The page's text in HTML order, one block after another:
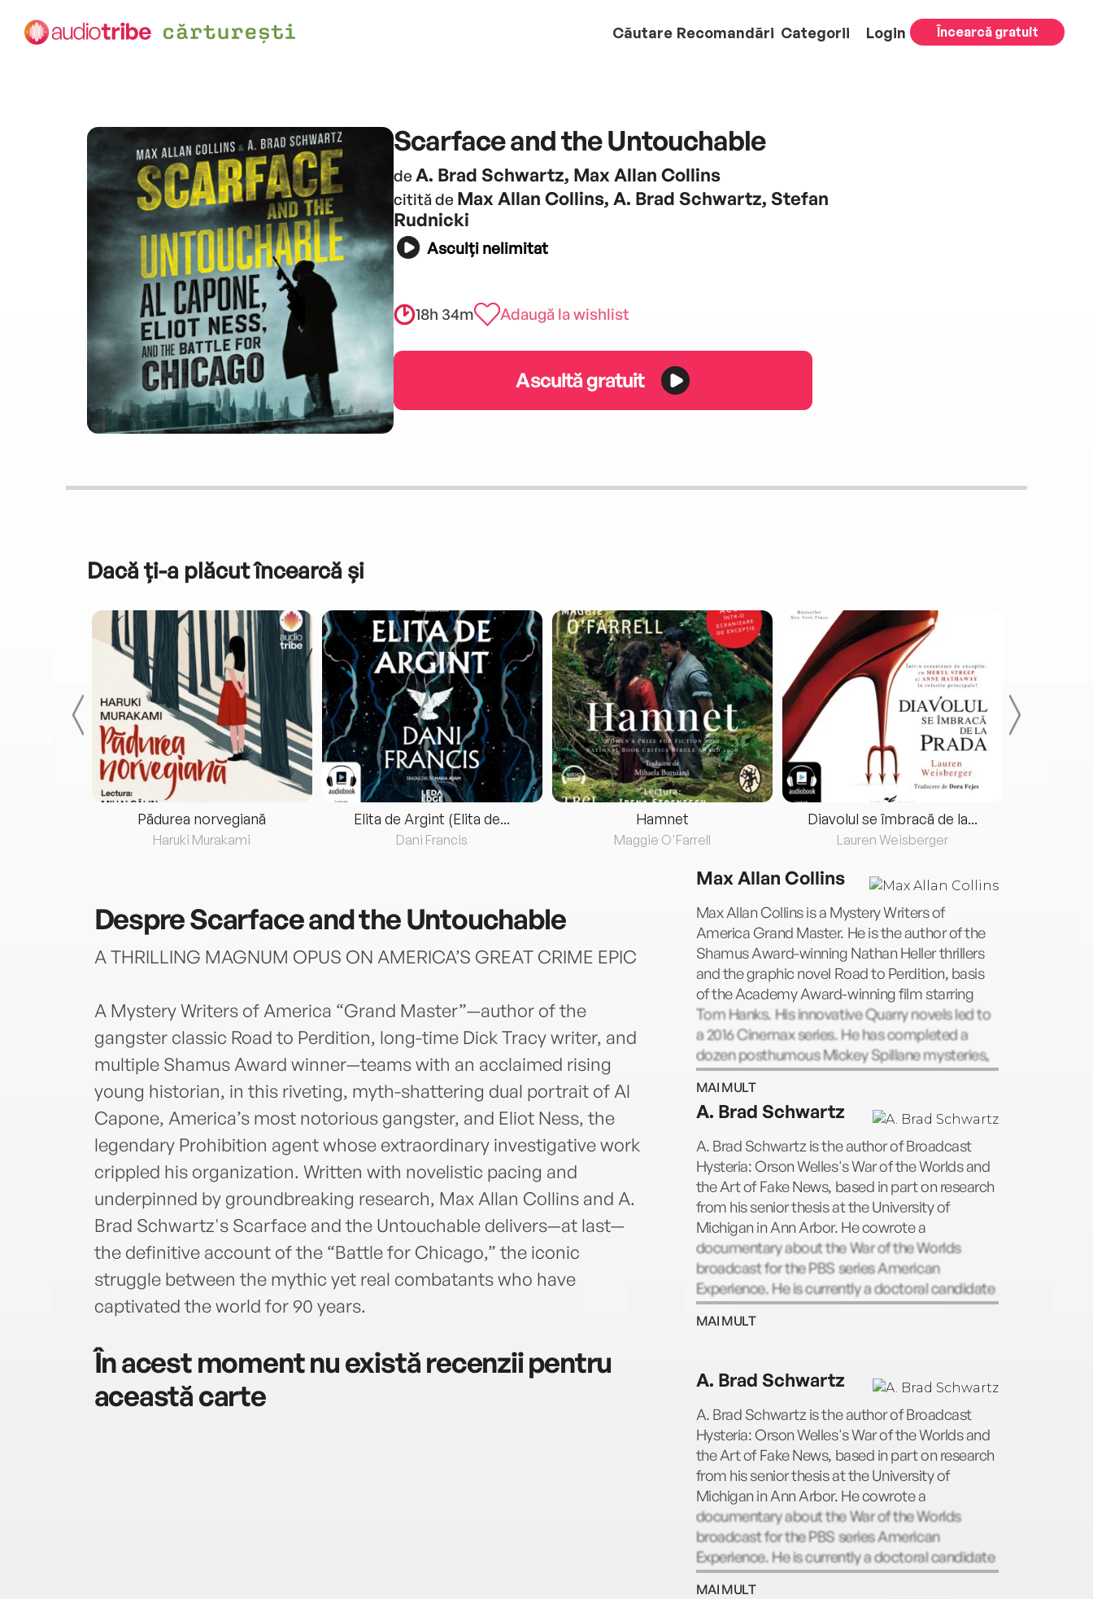
Căutare Recomandări Categorii Login Încearcă gratuit
Scarface and the Untouchable
de A. Brad Schwartz, Max Allan Collins
citită de Max Allan Collins, A. Brad Schwartz, Stefan
Rudnicki
Asculți nelimitat
18h 34m Adaugă la wishlist
Ascultă gratuit
Dacă ți-a plăcut încearcă și
Pădurea norvegiană
Haruki Murakami
Elita de Argint (Elita de...
Dani Francis
Hamnet
Maggie O'Farrell
Diavolul se îmbracă de la...
Lauren Weisberger
DespreScarface and the Untouchable
A THRILLING MAGNUM OPUS ON AMERICA’S GREAT CRIME EPIC
A Mystery Writers of America “Grand Master”—author of the
gangster classic Road to Perdition, long-time Dick Tracy writer, and
multiple Shamus Award winner—teams with an acclaimed rising
young historian, in this riveting, myth-shattering dual portrait of Al
Capone, America’s most notorious gangster, and Eliot Ness, the
legendary Prohibition agent whose extraordinary investigative work
crippled his organization. Written with novelistic pacing and
underpinned by groundbreaking research, Max Allan Collins and A.
Brad Schwartz's Scarface and the Untouchable delivers—at last—
the definitive account of the “Battle for Chicago,” the iconic
struggle between the mythic yet real combatants who have
captivated the world for 90 years.
În acest moment nu există recenzii pentru
această carte
Max Allan Collins
Max Allan Collins is a Mystery Writers of
America Grand Master. He is the author of the
Shamus Award-winning Nathan Heller thrillers
and the graphic novel Road to Perdition, basis
of the Academy Award-winning film starring
Tom Hanks. His innovative Quarry novels led to
a 2016 Cinemax series. He has completed a
dozen posthumous Mickey Spillane mysteries,
and wrote the syndicated Dick Tracy series for
more than fifteen years. His one-man show,
Eliot Ness: An Untouchable Life, was an Edgar
Award finalist. He lives in Iowa.
MAI MULT
A. Brad Schwartz
A. Brad Schwartz is the author of Broadcast
Hysteria: Orson Welles's War of the Worlds and
the Art of Fake News, based in part on research
from his senior thesis at the University of
Michigan in Ann Arbor. He cowrote a
documentary about the War of the Worlds
broadcast for the PBS series American
Experience. He is currently a doctoral candidate
in American history at Princeton University.
MAI MULT
A. Brad Schwartz
A. Brad Schwartz is the author of Broadcast
Hysteria: Orson Welles's War of the Worlds and
the Art of Fake News, based in part on research
from his senior thesis at the University of
Michigan in Ann Arbor. He cowrote a
documentary about the War of the Worlds
broadcast for the PBS series American
Experience. He is currently a doctoral candidate
in American history at Princeton University.
MAI MULT